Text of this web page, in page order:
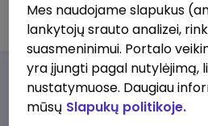
UAB "Natanga"
Darbo pasiūlymaiApie
Mes naudojame slapukus
lankytojų srauto analizei,
suasmeninimui. Portalo
yra įjungti pagal nutylėjimą,
nustatymuose. Daugiau
mūsų Slapukų politikoje.